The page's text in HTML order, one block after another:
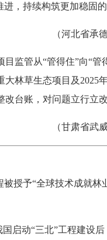
，持续构筑更加稳固的
（河北省承德
管从“管得住”向“管
林草生态项目及2025
台账，对问题立行立
（甘肃省武威
予“全球技术成就林
动“三北”工程建设